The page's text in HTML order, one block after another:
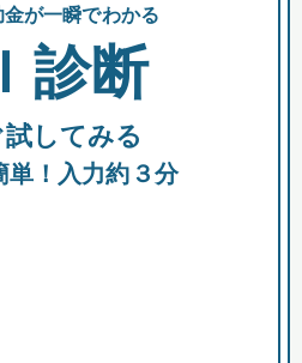
めて表示
融資 出資
が一瞬でわかる
診断
してみる
単！入力約３分